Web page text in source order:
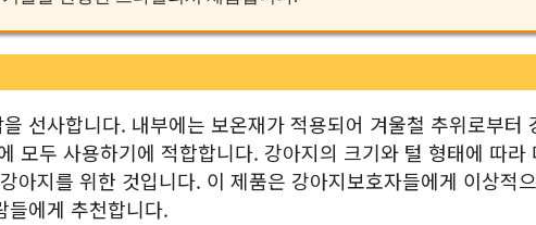
선사합니다. 내부에는 보온재가 적용되어 겨울철 추위로부터
모두 사용하기에 적합합니다. 강아지의 크기와 털 형태에 따라
아지를 위한 것입니다. 이 제품은 강아지보호자들에게 이상적
들에게 추천합니다.